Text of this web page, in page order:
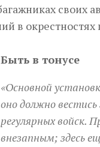
своих
в
Быть в тонусе
«Основной
оно должно
регулярных войск.
внезапным; здесь